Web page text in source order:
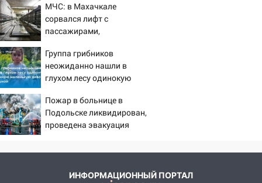
МЧС: в Махачкале
сорвался лифт с
пассажирами,
человека
Группа грибников
неожиданно нашли в
глухом лесу одинокую
девочку с игрушкой
Пожар в больнице в
Подольске ликвидирован,
проведена эвакуация
ИНФОРМАЦИОННЫЙ ПОРТАЛ